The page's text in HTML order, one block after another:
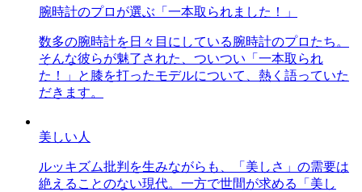
腕時計のプロが選ぶ「一本取られました！」
数多の腕時計を日々目にしている腕時計のプロたち。
そんな彼らが魅了された、ついつい「一本取られ
た！」と膝を打ったモデルについて、熱く語っていた
だきます。
美しい人
ルッキズム批判を生みながらも、「美しさ」の需要は
絶えることのない現代。一方で世間が求める「美し